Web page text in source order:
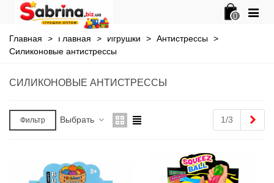
0
Главная > Главная > Игрушки > Антистрессы >
Силиконовые антистрессы
СИЛИКОНОВЫЕ АНТИСТРЕССЫ
Фильтр Выбрать 1/3